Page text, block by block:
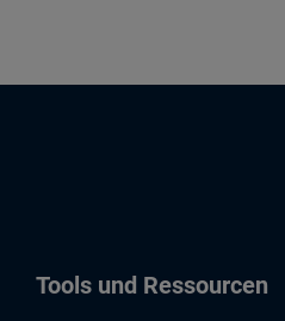
Tools und Ressourcen